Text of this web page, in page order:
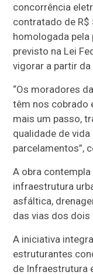
concorrência
contratado de
homologada
previsto na Lei
vigorar a partir
“Os moradores
têm nos cobrado
mais um passo,
qualidade de
parcelamentos”,
A obra
infraestrutura
asfáltica,
das vias dos dois
A iniciativa
estruturantes
de Infraestrutura